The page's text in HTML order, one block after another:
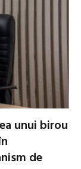
unui birou
de